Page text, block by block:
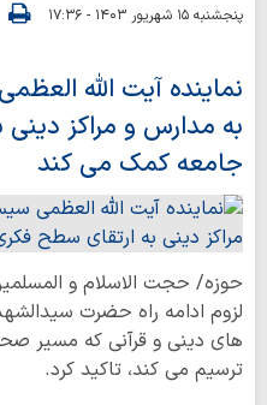
پنجشنبه ۱۵ شهریور ۱۴۰۳ - ۱۷:۳۶
نماینده آیت الله
به مدارس و مراکز
جامعه کمک می کند
حوزه/ حجت الاسلام و
لزوم ادامه راه حضرت
های دینی و قرآنی که مسیر
ترسیم می کند، تاکید کرد.